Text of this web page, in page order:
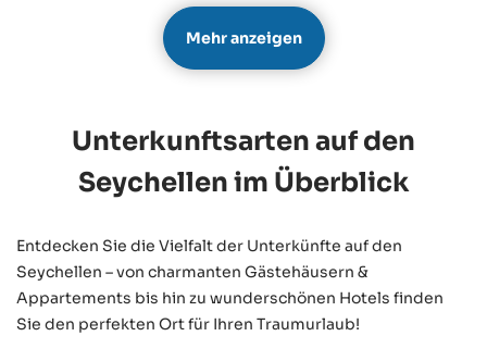
Mehr anzeigen
Unterkunftsarten auf den
Seychellen im Überblick
Entdecken Sie die Vielfalt der Unterkünfte auf den
Seychellen – von charmanten Gästehäusern &
Appartements bis hin zu wunderschönen Hotels finden
Sie den perfekten Ort für Ihren Traumurlaub!